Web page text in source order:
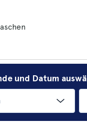
und Datum